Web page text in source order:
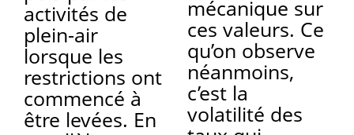
activités de
plein-air
lorsque les
restrictions ont
commencé à
être levées. En
mécanique sur
ces valeurs. Ce
qu’on observe
néanmoins,
c’est la
volatilité des